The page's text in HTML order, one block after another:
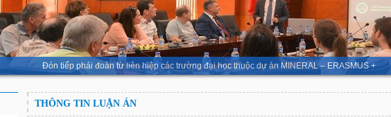
Đón tiếp phái đoàn từ liên hiệp các trường đại học thuộc dự án MINERAL – ERASMUS +
THÔNG TIN LUẬN ÁN